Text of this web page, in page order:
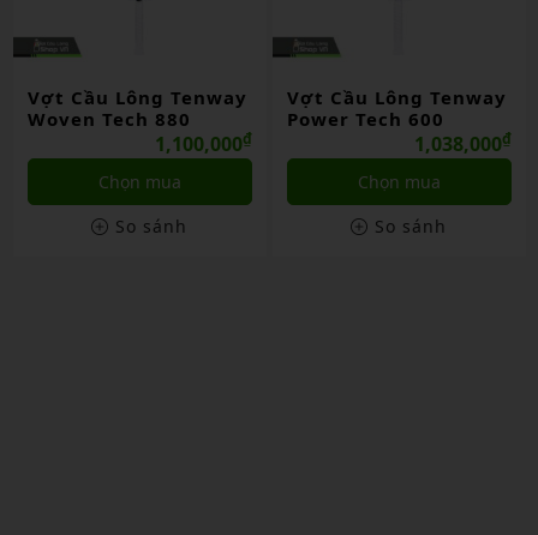
Vợt Cầu Lông Tenway
Woven Tech 880
1,100,000₫
Chọn mua
So sánh
Vợt Cầu Lông Tenway
Power Tech 600
1,038,000₫
Chọn mua
So sánh